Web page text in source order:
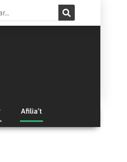
Afilia’t